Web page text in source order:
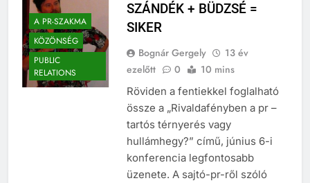
A PR-SZAKMA
KÖZÖNSÉG
PUBLIC
RELATIONS
SZÁNDÉK + BÜDZSÉ =
SIKER
Bognár Gergely
13 év
ezelőtt
0 10 mins
Röviden a fentiekkel foglalható
össze a „Rivaldafényben a pr –
tartós térnyerés vagy
hullámhegy?” című, június 6-i
konferencia legfontosabb
üzenete. A sajtó-pr-ről szóló